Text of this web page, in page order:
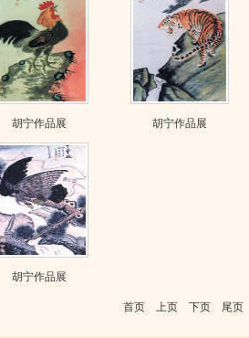
胡宁作品展 胡宁作品展
胡宁作品展
首页 上页 下页 尾页